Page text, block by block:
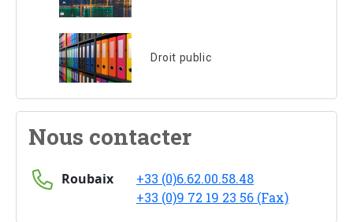
Droit public
Nous contacter
Roubaix
+33 (0)6.62.00.58.48
+33 (0)9 72 19 23 56 (Fax)